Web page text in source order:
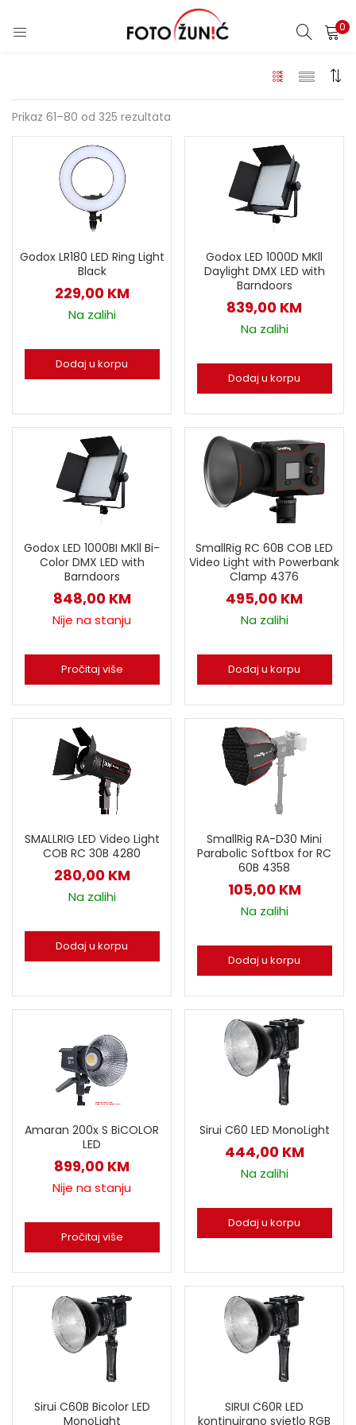
0
Prikaz 61–80 od 325 rezultata
Godox LR180 LED Ring Light
Black
229,00 KM
Na zalihi
Dodaj u korpu
Godox LED 1000D MKll
Daylight DMX LED with
Barndoors
839,00 KM
Na zalihi
Dodaj u korpu
Godox LED 1000BI MKll Bi-
Color DMX LED with
Barndoors
848,00 KM
Nije na stanju
Pročitaj više
SmallRig RC 60B COB LED
Video Light with Powerbank
Clamp 4376
495,00 KM
Na zalihi
Dodaj u korpu
SMALLRIG LED Video Light
COB RC 30B 4280
280,00 KM
Na zalihi
Dodaj u korpu
SmallRig RA-D30 Mini
Parabolic Softbox for RC
60B 4358
105,00 KM
Na zalihi
Dodaj u korpu
Amaran 200x S BiCOLOR
LED
899,00 KM
Nije na stanju
Pročitaj više
Sirui C60 LED MonoLight
444,00 KM
Na zalihi
Dodaj u korpu
Sirui C60B Bicolor LED
MonoLight
SIRUI C60R LED
kontinuirano svjetlo RGB